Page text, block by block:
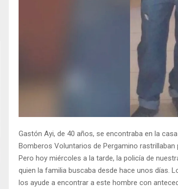
Gastón Ayi, de 40 años, se encontraba en la
Bomberos Voluntarios de Pergamino
Pero hoy miércoles a la tarde, la policía de
quien la familia buscaba desde hace unos días.
los ayude a encontrar a este hombre con